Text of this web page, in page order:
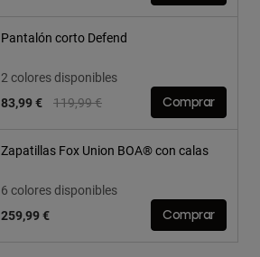
Pantalón corto Defend
2 colores disponibles
Price reduced from
119,99 €to
83,99 € Comprar
Zapatillas Fox Union BOA® con calas
6 colores disponibles
259,99 €
Comprar